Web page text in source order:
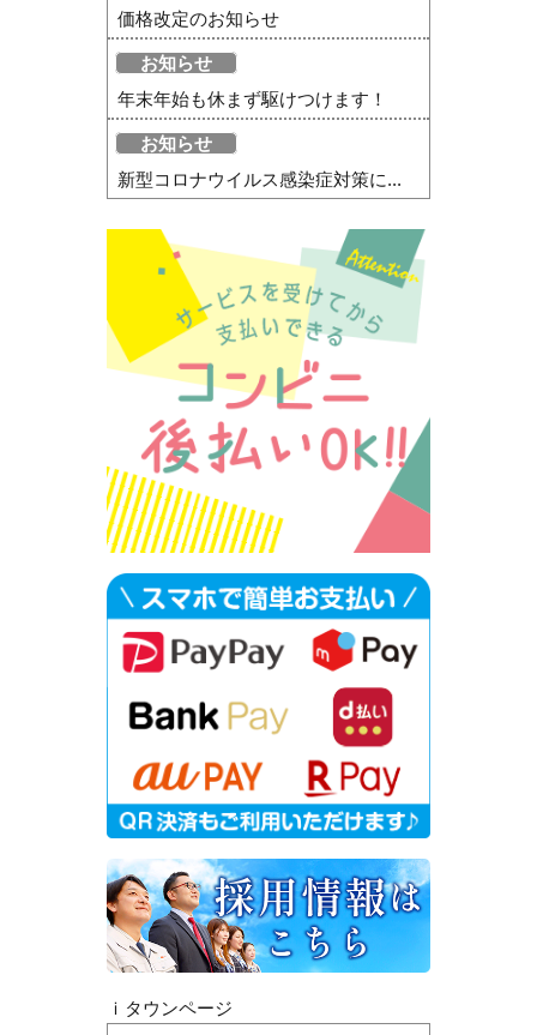
価格改定のお知らせ
お知らせ
年末年始も休まず駆けつけます！
お知らせ
新型コロナウイルス感染症対策に...
ｉタウンページ